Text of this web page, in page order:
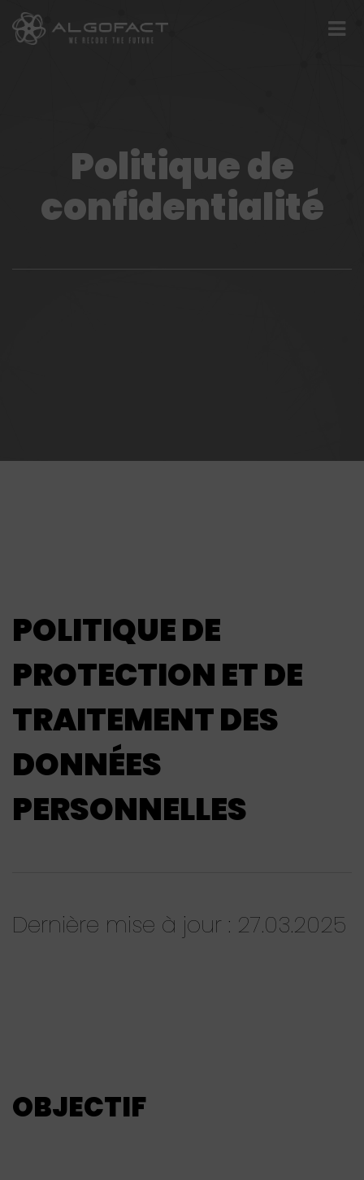
Politique de
confidentialité
POLITIQUE DE
PROTECTION ET DE
TRAITEMENT DES
DONNÉES
PERSONNELLES
Dernière mise à jour : 27.03.2025
OBJECTIF